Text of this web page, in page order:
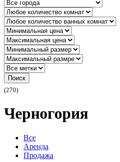
Поиск
(270)
Черногория
Все
Аренда
Продажа